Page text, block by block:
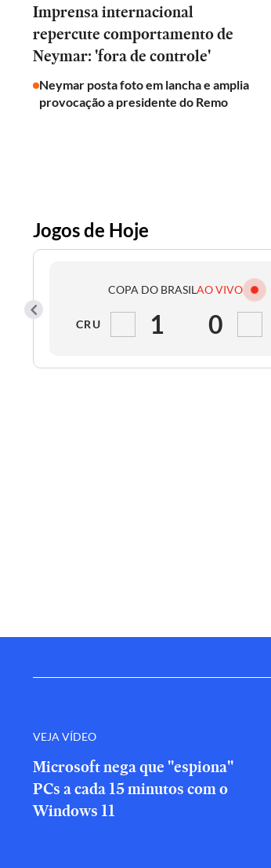
Imprensa internacional
repercute comportamento de
Neymar: 'fora de controle'
Neymar posta foto em lancha e amplia
provocação a presidente do Remo
Jogos de Hoje
COPA DO BRASILAO VIVO
CRU 1 0
VEJA VÍDEO
Microsoft nega que "espiona"
PCs a cada 15 minutos com o
Windows 11